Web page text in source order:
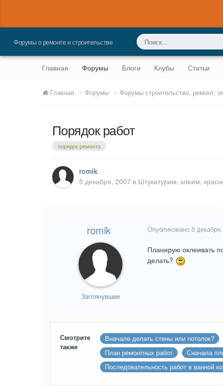
Форумы о ремонте и строительстве
Главная Форумы Блоги Клубы Статьи
Главная Форумы Форумы строительство, ремонт,
Порядок работ
порядок ремонта
romik
5 декабря, 2007 в Штукатурим, клеим,
romik
Заглянувшие
Опубликовано 5
Планирую оклеивать
делать?
Смотрите
также
Вначале делать стены или потолок?
План ремонтных работ
Сначала
Последовательность работ в ванной